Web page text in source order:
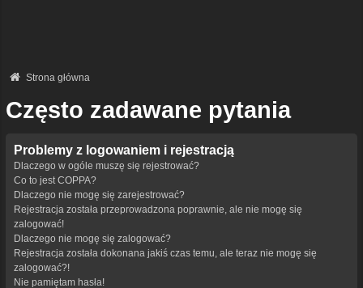
Strona główna
Często zadawane pytania
Problemy z logowaniem i rejestracją
Dlaczego w ogóle muszę się rejestrować?
Co to jest COPPA?
Dlaczego nie mogę się zarejestrować?
Rejestracja została przeprowadzona poprawnie, ale nie mogę się
zalogować!
Dlaczego nie mogę się zalogować?
Rejestracja została dokonana jakiś czas temu, ale teraz nie mogę się
zalogować?!
Nie pamiętam hasła!